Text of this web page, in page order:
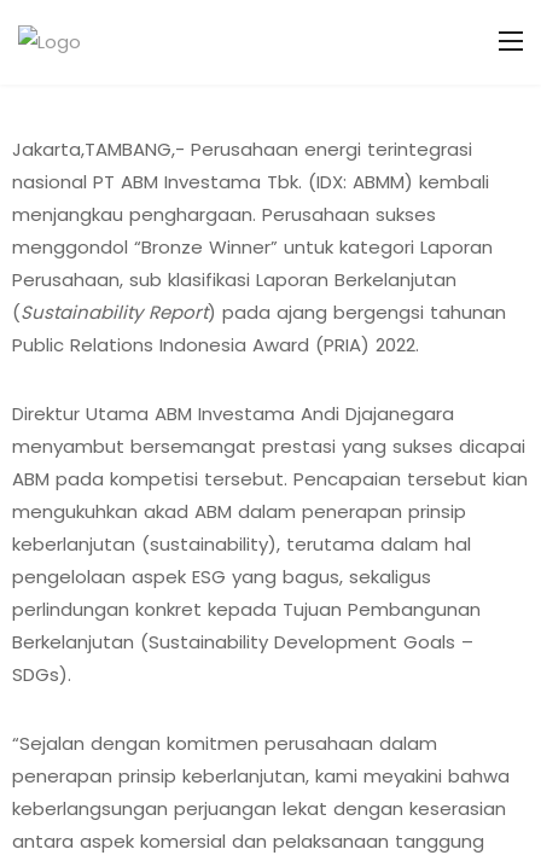
Jakarta,TAMBANG,- Perusahaan energi terintegrasi
nasional PT ABM Investama Tbk. (IDX: ABMM) kembali
menjangkau penghargaan. Perusahaan sukses
menggondol “Bronze Winner” untuk kategori Laporan
Perusahaan, sub klasifikasi Laporan Berkelanjutan
(Sustainability Report) pada ajang bergengsi tahunan
Public Relations Indonesia Award (PRIA) 2022.
Direktur Utama ABM Investama Andi Djajanegara
menyambut bersemangat prestasi yang sukses dicapai
ABM pada kompetisi tersebut. Pencapaian tersebut kian
mengukuhkan akad ABM dalam penerapan prinsip
keberlanjutan (sustainability), terutama dalam hal
pengelolaan aspek ESG yang bagus, sekaligus
perlindungan konkret kepada Tujuan Pembangunan
Berkelanjutan (Sustainability Development Goals –
SDGs).
“Sejalan dengan komitmen perusahaan dalam
penerapan prinsip keberlanjutan, kami meyakini bahwa
keberlangsungan perjuangan lekat dengan keserasian
antara aspek komersial dan pelaksanaan tanggung